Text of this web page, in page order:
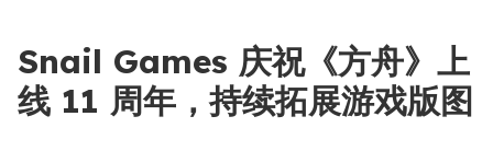
Snail Games 庆祝《方舟》上
线 11 周年，持续拓展游戏版图